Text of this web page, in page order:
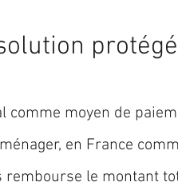
comme moyen de
en France
rembourse le montant